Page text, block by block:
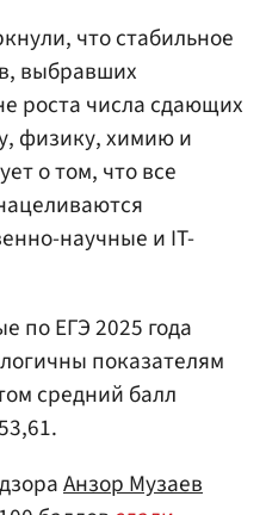
что стабильное
выбравших
роста числа сдающих
физику, химию и
о том, что все
научные и IT-
по ЕГЭ 2025 года
показателям
средний балл
Анзор Музаев